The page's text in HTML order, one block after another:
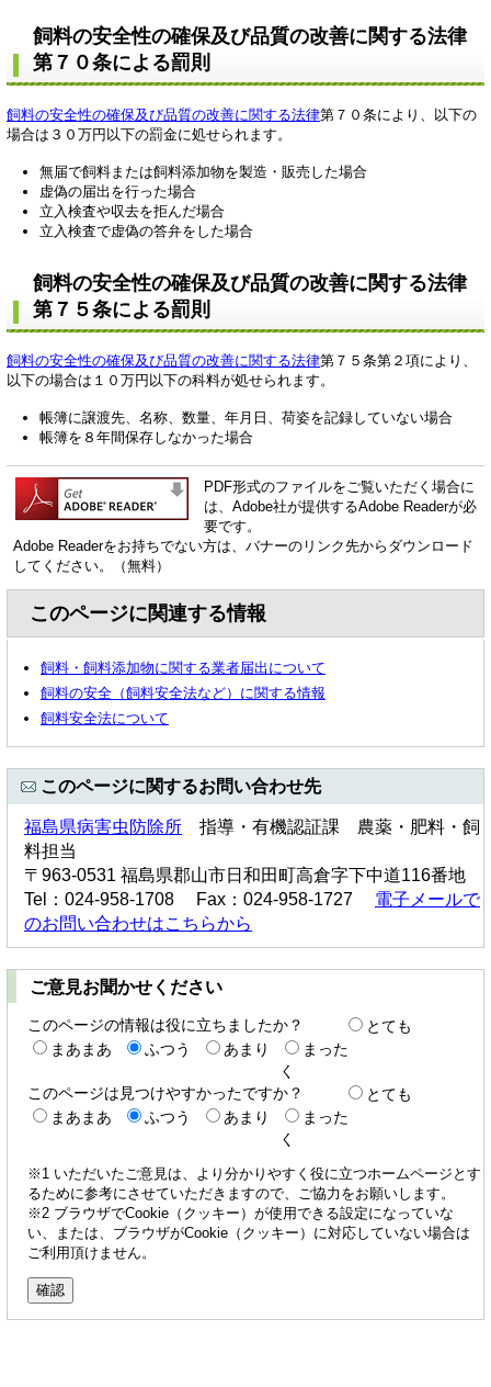
飼料の安全性の確保及び品質の改善に関する法律
第７０条による罰則
飼料の安全性の確保及び品質の改善に関する法律第７０条により、以下の
場合は３０万円以下の罰金に処せられます。
無届で飼料または飼料添加物を製造・販売した場合
虚偽の届出を行った場合
立入検査や収去を拒んだ場合
立入検査で虚偽の答弁をした場合
飼料の安全性の確保及び品質の改善に関する法律
第７５条による罰則
飼料の安全性の確保及び品質の改善に関する法律第７５条第２項により、
以下の場合は１０万円以下の科料が処せられます。
帳簿に譲渡先、名称、数量、年月日、荷姿を記録していない場合
帳簿を８年間保存しなかった場合
PDF形式のファイルをご覧いただく場合に
は、Adobe社が提供するAdobe Readerが必
要です。
Adobe Readerをお持ちでない方は、バナーのリンク先からダウンロード
してください。（無料）
このページに関連する情報
飼料・飼料添加物に関する業者届出について
飼料の安全（飼料安全法など）に関する情報
飼料安全法について
このページに関するお問い合わせ先
福島県病害虫防除所 指導・有機認証課 農薬・肥料・飼
料担当
〒963-0531 福島県郡山市日和田町高倉字下中道116番地
Tel：024-958-1708 Fax：024-958-1727 電子メールで
のお問い合わせはこちらから
ご意見お聞かせください
このページの情報は役に立ちましたか？
とても
まあまあ
ふつう あまり
まった
く
このページは見つけやすかったですか？
とても
まあまあ
ふつう あまり
まった
く
※1 いただいたご意見は、より分かりやすく役に立つホームページとす
るために参考にさせていただきますので、ご協力をお願いします。
※2 ブラウザでCookie（クッキー）が使用できる設定になっていな
い、または、ブラウザがCookie（クッキー）に対応していない場合は
ご利用頂けません。